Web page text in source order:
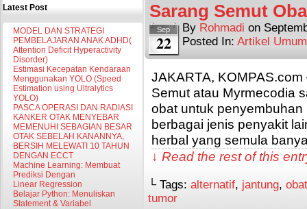
Latest Post
MODEL DAN STRATEGI
PEMBELAJARAN ANAK ADHD(
Attention Deficit Hyperactivity
Disorder)
Estimasi Kecepatan Kendaraan
Menggunakan YOLO (Speed
Estimation using Ultralytics
YOLO)
PASCA OPERASI DAN RADIASI
KANKER OTAK MENYEBAR
MEMENUHI SEBAGIAN BESAR
OTAK SEBELAH KANANNYA,
BERSIH MELEWATI 10 TAHUN
DENGAN ECCT
Machine Learning: Membuat
Prediksi Dengan
Linear Regression
Belajar Python: Menuliskan
Statement & Variabel
Sarang Semut
Sep
22
By Rohmadi on
Posted In: Artikel Umum
JAKARTA,
Semut atau Myrmecodia
obat untuk
berbagai jenis penyakit
herbal yang semula
↓ Read the rest of this
└ Tags: alternatif, jantung,
tumor